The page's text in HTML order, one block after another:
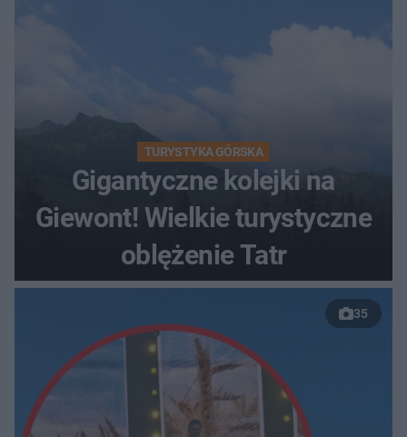
TURYSTYKA GÓRSKA
Gigantyczne kolejki na
Giewont! Wielkie turystyczne
oblężenie Tatr
35